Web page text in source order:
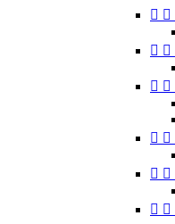
 
 
 
 
 
 